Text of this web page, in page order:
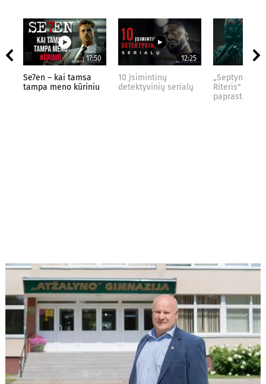
17:50
Se7en – kai tamsa
tampa meno kūriniu
12:25
10 įsimintinų
detektyvinių serialų
„Septynių
Riteris" – kai
paprastumas